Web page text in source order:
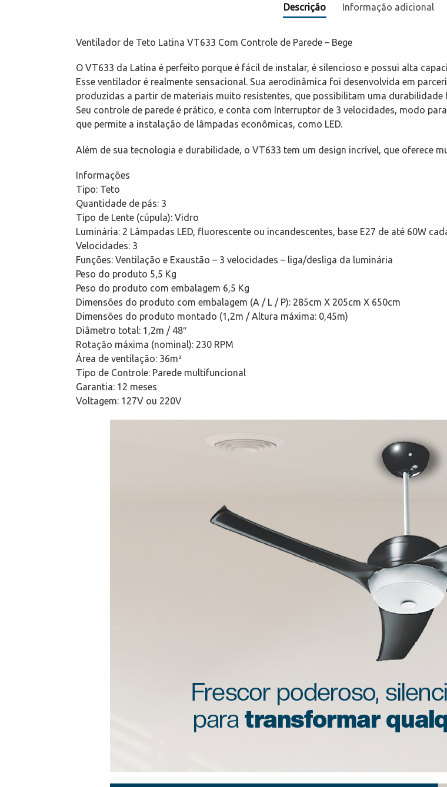
Descrição Informação adicional
Ventilador de Teto Latina VT633 Com Controle de Parede – Bege
O VT633 da Latina é perfeito porque é fácil de instalar, é silencioso e possui alta
Esse ventilador é realmente sensacional. Sua aerodinâmica foi desenvolvida em
produzidas a partir de materiais muito resistentes, que possibilitam uma durabilidade
Seu controle de parede é prático, e conta com Interruptor de 3 velocidades, modo
que permite a instalação de lâmpadas econômicas, como LED.
Além de sua tecnologia e durabilidade, o VT633 tem um design incrível, que oferece
Informações
Tipo: Teto
Quantidade de pás: 3
Tipo de Lente (cúpula): Vidro
Luminária: 2 Lâmpadas LED, fluorescente ou incandescentes, base E27 de até 60W
Velocidades: 3
Funções: Ventilação e Exaustão – 3 velocidades – liga/desliga da luminária
Peso do produto 5,5 Kg
Peso do produto com embalagem 6,5 Kg
Dimensões do produto com embalagem (A / L / P): 285cm X 205cm X 650cm
Dimensões do produto montado (1,2m / Altura máxima: 0,45m)
Diâmetro total: 1,2m / 48″
Rotação máxima (nominal): 230 RPM
Área de ventilação: 36m²
Tipo de Controle: Parede multifuncional
Garantia: 12 meses
Voltagem: 127V ou 220V